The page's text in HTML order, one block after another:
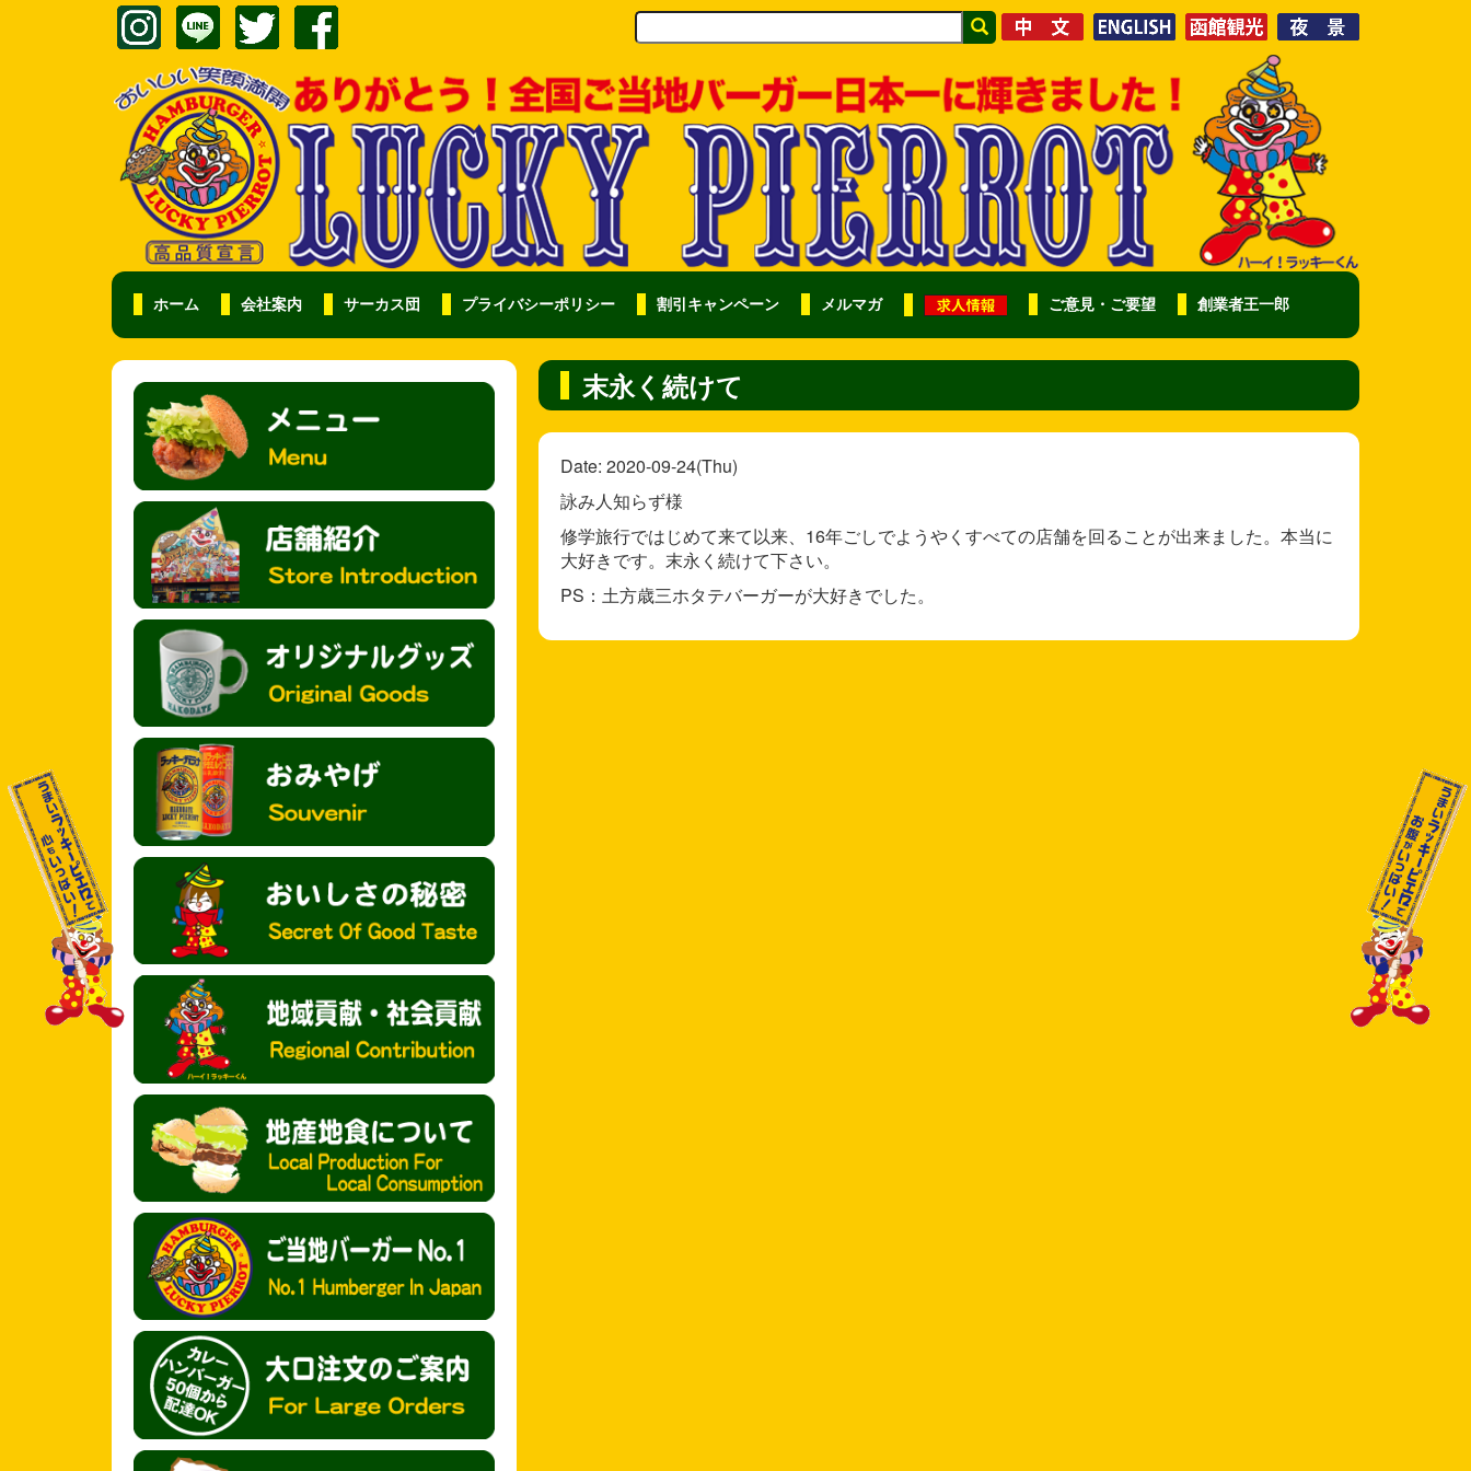
ホーム 会社案内 サーカス団 プライバシーポリシー 割引キャンペーン メルマガ ご意見・ご要望 創業者王一郎
末永く続けて
Date: 2020-09-24(Thu)
詠み人知らず様
修学旅行ではじめて来て以来、16年ごしでようやくすべての店舗を回ることが出来ました。本当に
大好きです。末永く続けて下さい。
PS：土方歳三ホタテバーガーが大好きでした。